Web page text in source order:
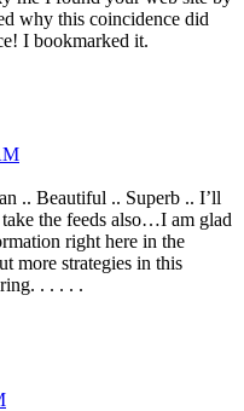
why this coincidence did
I bookmarked it.
.. Beautiful .. Superb .. I’ll
the feeds also…I am glad
right here in the
more strategies in this
. . . . .